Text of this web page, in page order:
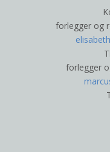
forlegger og
forlegger